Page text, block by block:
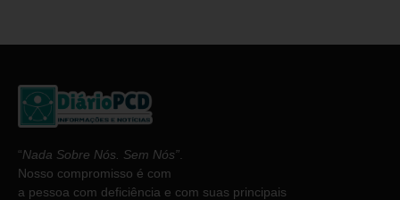
“Nada Sobre Nós. Sem Nós”
Nosso compromisso é com
a pessoa com deficiência e com suas principais